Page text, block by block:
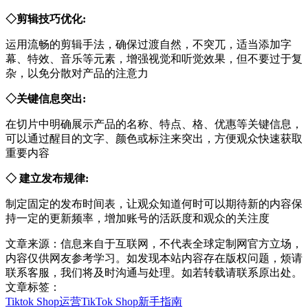
◇剪辑技巧优化:
运用流畅的剪辑手法，确保过渡自然，不突兀，适当添加字
幕、特效、音乐等元素，增强视觉和听觉效果，但不要过于复
杂，以免分散对产品的注意力
◇关键信息突出:
在切片中明确展示产品的名称、特点、格、优惠等关键信息，
可以通过醒目的文字、颜色或标注来突出，方便观众快速获取
重要内容
◇ 建立发布规律:
制定固定的发布时间表，让观众知道何时可以期待新的内容保
持一定的更新频率，增加账号的活跃度和观众的关注度
文章来源：信息来自于互联网，不代表全球定制网官方立场，
内容仅供网友参考学习。如发现本站内容存在版权问题，烦请
联系客服，我们将及时沟通与处理。如若转载请联系原出处。
文章标签：
Tiktok Shop运营TikTok Shop新手指南